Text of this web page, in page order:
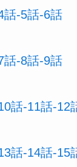
話-5話-6話
話-8話-9話
話-11話-12
話-14話-15